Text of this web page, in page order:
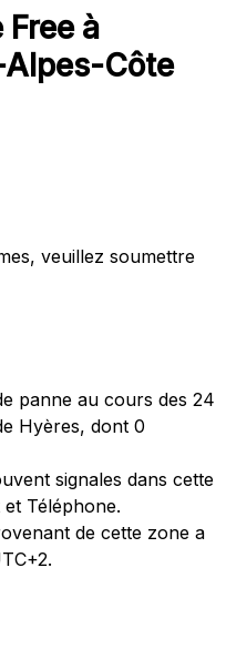
à
Alpes-Côte
veuillez soumettre
panne au cours des 24
Hyères, dont 0
signales dans cette
Téléphone.
de cette zone a